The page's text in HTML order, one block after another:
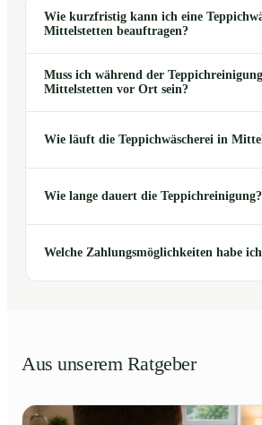
Wie kurzfristig kann ich eine
Mittelstetten beauftragen?
Muss ich während der
Mittelstetten vor Ort sein?
Wie läuft die Teppichwäscherei in
Wie lange dauert die Teppichreinigung?
Welche Zahlungsmöglichkeiten habe
Aus unserem Ratgeber